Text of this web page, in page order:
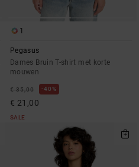
1
Pegasus
Dames Bruin T-shirt met korte
mouwen
€ 35,00 40%
€ 21,00
SALE